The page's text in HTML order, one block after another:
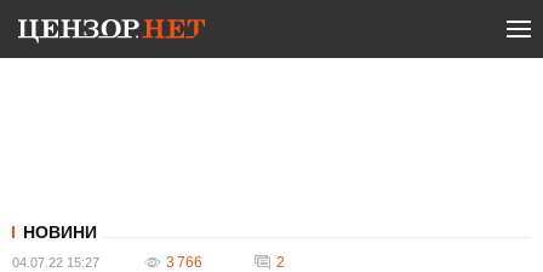
НОВИНИ
04.07.22 15:27 3 766 2